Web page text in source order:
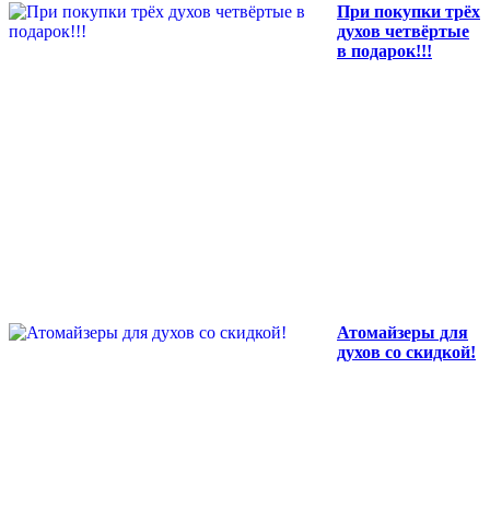
При покупки трёх
духов четвёртые
в подарок!!!
Атомайзеры для
духов со скидкой!